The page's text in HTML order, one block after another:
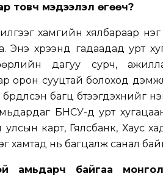
товч мэдээлэл өгөөч?
хамгийн хялбараар
Энэ хүрээнд гадаадад урт
дагуу сурч,
орон сууцтай болоход дэмжлэг
багц бүтээгдэхүүнийг
БНСУ-д урт
карт, Гялсбанк, Хаус
хамтад нь багцалж санал
амьдарч байгаа